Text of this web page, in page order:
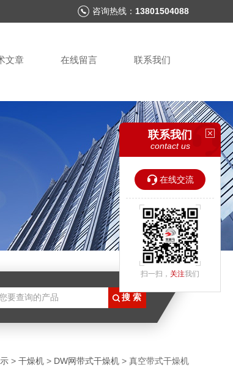
咨询热线： 13801504088
文章 在线留言 联系我们
> 干燥机 > DW网带式干燥机 > 真空带式干燥机
联系我们
contact us
在线交流
扫一扫， 关注我们